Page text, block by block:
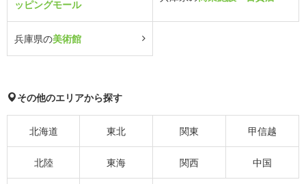
ッピングモール
兵庫県の美術館
その他のエリアから探す
北海道 東北 関東 甲信越
北陸 東海 関西 中国